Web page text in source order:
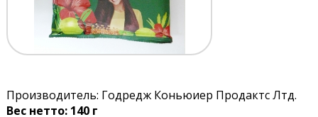
Производитель: Годредж Коньюиер Продактс Лтд.
Вес нетто: 140 г